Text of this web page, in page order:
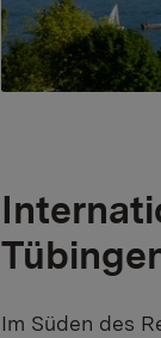
Im Süden des